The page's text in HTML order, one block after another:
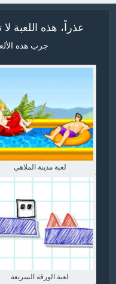
عذراً، هذه اللعبة
جرب هذه
لعبة مدينة الملاهي
لعبة الورقة السريعة